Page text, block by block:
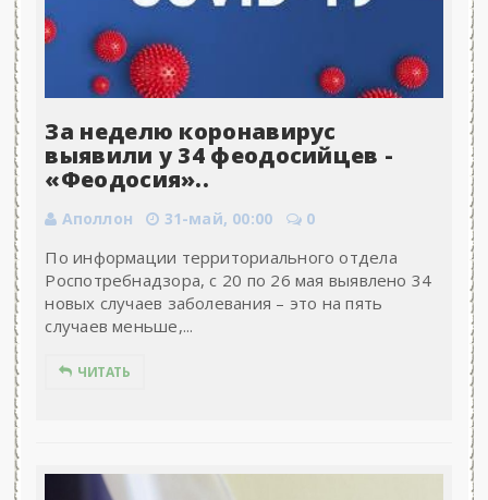
За неделю коронавирус
выявили у 34 феодосийцев -
«Феодосия»..
Аполлон 31-май, 00:00 0
По информации территориального отдела
Роспотребнадзора, с 20 по 26 мая выявлено 34
новых случаев заболевания – это на пять
случаев меньше,...
ЧИТАТЬ